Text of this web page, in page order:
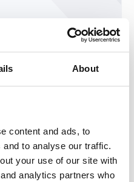
About
content and ads, to
to analyse our traffic.
your use of our site with
analytics partners who
In den Warenkorb